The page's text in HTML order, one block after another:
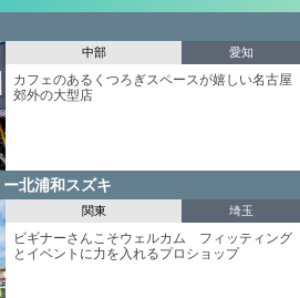
中部 愛知
カフェのあるくつろぎスペースが嬉しい名古屋
郊外の大型店
北浦和スズキ
関東 埼玉
ビギナーさんこそウェルカム フィッティング
とイベントに力を入れるプロショップ